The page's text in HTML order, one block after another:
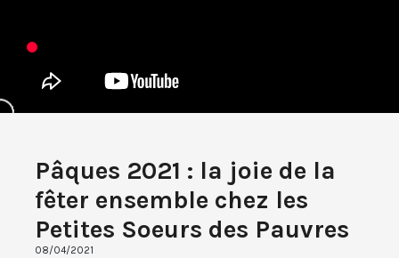
Pâques 2021 : la joie de la
fêter ensemble chez les
Petites Soeurs des Pauvres
08/04/2021